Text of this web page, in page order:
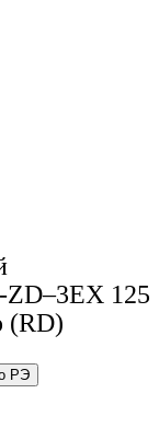
ZD–3EX 125
(RD)
РЭ